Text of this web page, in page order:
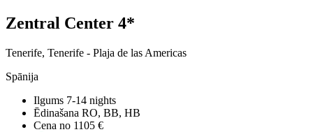
Zentral Center 4*
Tenerife, Tenerife - Plaja de las Americas
Spānija
Ilgums 7-14 nights
Ēdinašana RO, BB, HB
Cena no 1105 €